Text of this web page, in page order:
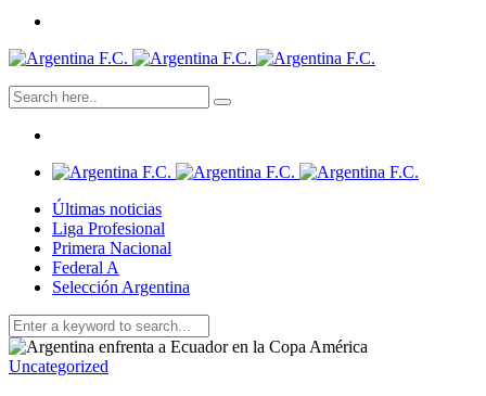
Últimas noticias
Liga Profesional
Primera Nacional
Federal A
Selección Argentina
Uncategorized